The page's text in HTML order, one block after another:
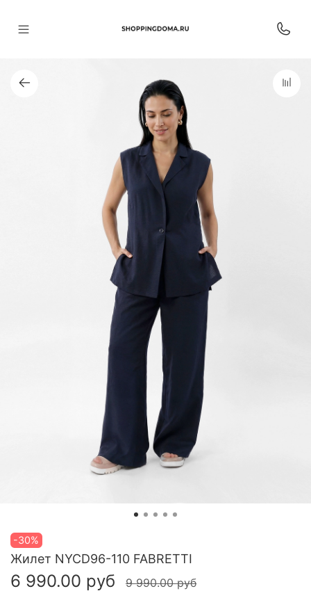
-30%
Жилет NYCD96-110 FABRETTI
6 990.00 руб 9 990.00 руб